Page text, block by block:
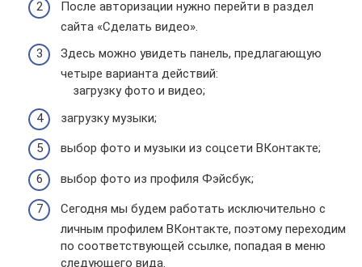
После авторизации нужно перейти в раздел
сайта «Сделать видео».
Здесь можно увидеть панель, предлагающую
четыре варианта действий:
загрузку фото и видео;
загрузку музыки;
выбор фото и музыки из соцсети ВКонтакте;
выбор фото из профиля Фэйсбук;
Сегодня мы будем работать исключительно с
личным профилем ВКонтакте, поэтому переходим
по соответствующей ссылке, попадая в меню
следующего вида.